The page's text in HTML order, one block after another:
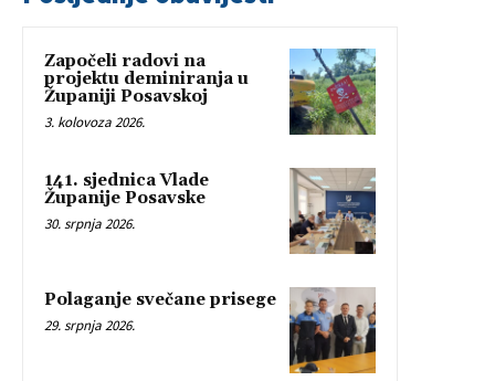
Započeli radovi na
projektu deminiranja u
Županiji Posavskoj
3. kolovoza 2026.
141. sjednica Vlade
Županije Posavske
30. srpnja 2026.
Polaganje svečane prisege
29. srpnja 2026.